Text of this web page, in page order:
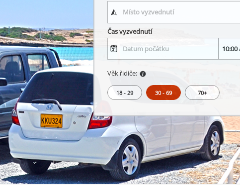
Čas vyzvednutí
Věk řidiče:
18 - 29 30 - 69 70+